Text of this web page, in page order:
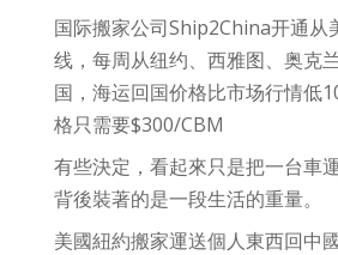
国际搬家公司Ship2China开通从
线，每周从纽约、西雅图、奥克
国，海运回国价格比市场行情低
格只需要$300/CBM
有些決定，看起來只是把一台車
背後裝著的是一段生活的重量。
美國紐約搬家運送個人東西回中